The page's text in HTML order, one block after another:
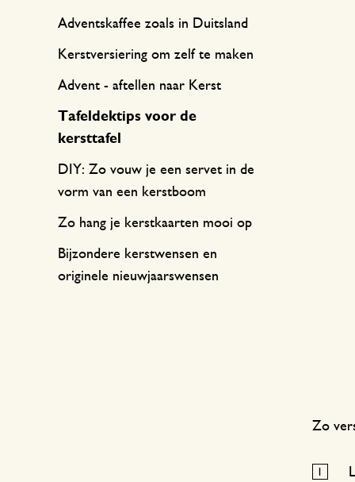
Bestek
Internationale keukens
Tassen
Boeken
Zo
Adventskaffee zoals in Duitsland
Kerstversiering om zelf te maken
Advent - aftellen naar Kerst
Tafeldektips voor de
kersttafel
DIY: Zo vouw je een servet in de
vorm van een kerstboom
Zo hang je kerstkaarten mooi op
Bijzondere kerstwensen en
originele nieuwjaarswensen